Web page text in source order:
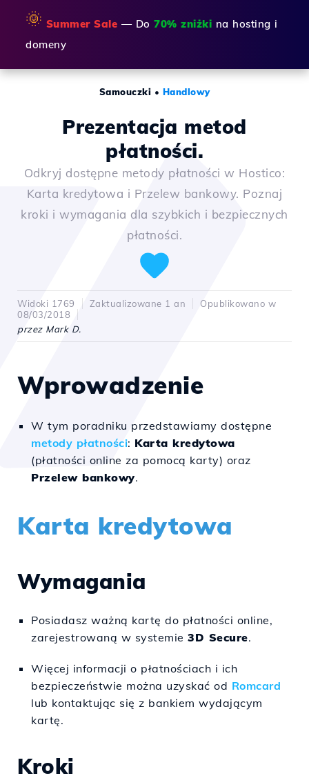
🌞 Summer Sale — Do 70% zniżki na hosting i
domeny
Samouczki • Handlowy
Prezentacja metod
płatności.
Odkryj dostępne metody płatności w Hostico:
Karta kredytowa i Przelew bankowy. Poznaj
kroki i wymagania dla szybkich i bezpiecznych
płatności.
Widoki 1769 Zaktualizowane 1 an
Opublikowano w
08/03/2018
przez Mark D.
Wprowadzenie
W tym poradniku przedstawiamy dostępne
metody płatności: Karta kredytowa
(płatności online za pomocą karty) oraz
Przelew bankowy.
Karta kredytowa
Wymagania
Posiadasz ważną kartę do płatności online,
zarejestrowaną w systemie 3D Secure.
Więcej informacji o płatnościach i ich
bezpieczeństwie można uzyskać od Romcard
lub kontaktując się z bankiem wydającym
kartę.
Kroki